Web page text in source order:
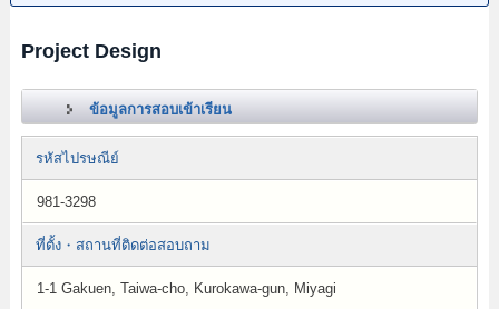
Project Design
ข้อมูลการสอบเข้าเรียน
รหัสไปรษณีย์
981-3298
ที่ตั้ง・สถานที่ติดต่อสอบถาม
1-1 Gakuen, Taiwa-cho, Kurokawa-gun, Miyagi